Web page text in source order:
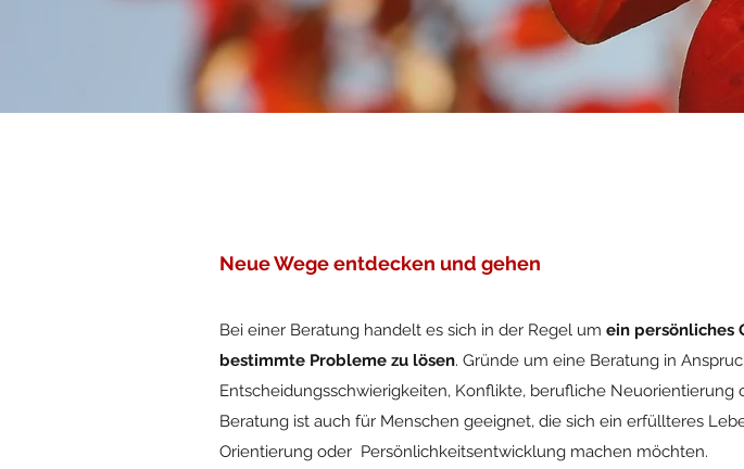
Neue Wege entdecken und gehen
Bei einer Beratung handelt es sich in der Regel um ein persönliches
bestimmte Probleme zu lösen. Gründe um eine Beratung in
Entscheidungsschwierigkeiten, Konflikte, berufliche Neuorientierung
Beratung ist auch für Menschen geeignet, die sich ein erfüllteres
Orientierung oder Persönlichkeitsentwicklung machen möchten.